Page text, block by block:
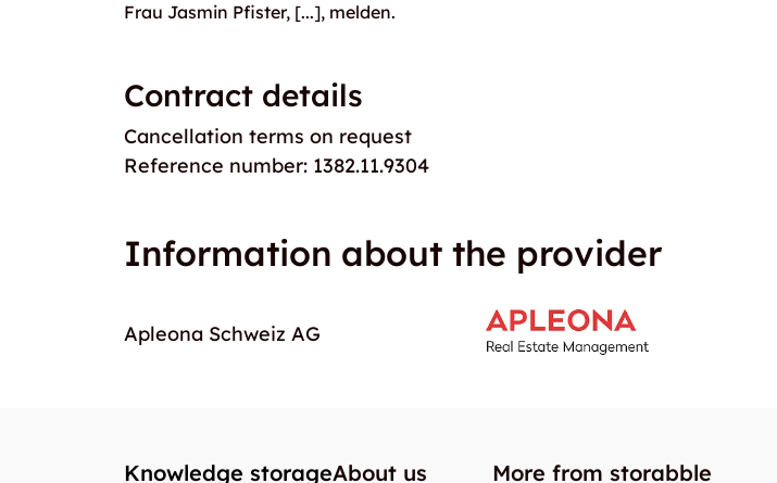
Frau Jasmin Pfister, [...], melden.
Contract details
Cancellation terms on request
Reference number: 1382.11.9304
Information about the provider
Apleona Schweiz AG
Knowledge storageAbout us More from storabble